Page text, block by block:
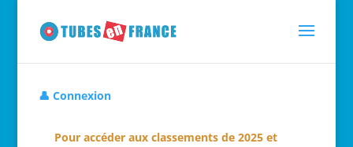
👤 Connexion
Pour accéder aux classements de 2025 et